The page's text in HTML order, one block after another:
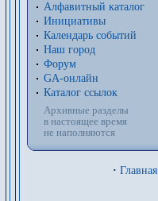
Алфавитный каталог
Инициативы
Календарь событий
Наш город
Форум
GA-онлайн
Каталог ссылок
Архивные разделы
в настоящее время
не наполняются
· Главная